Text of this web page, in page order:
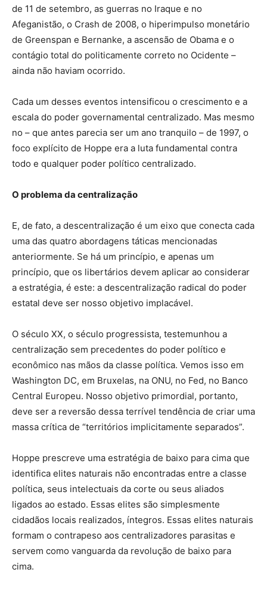
de 11 de setembro, as guerras no Iraque e no
Afeganistão, o Crash de 2008, o hiperimpulso monetário
de Greenspan e Bernanke, a ascensão de Obama e o
contágio total do politicamente correto no Ocidente –
ainda não haviam ocorrido.
Cada um desses eventos intensificou o crescimento e a
escala do poder governamental centralizado. Mas mesmo
no – que antes parecia ser um ano tranquilo – de 1997, o
foco explícito de Hoppe era a luta fundamental contra
todo e qualquer poder político centralizado.
O problema da centralização
E, de fato, a descentralização é um eixo que conecta cada
uma das quatro abordagens táticas mencionadas
anteriormente. Se há um princípio, e apenas um
princípio, que os libertários devem aplicar ao considerar
a estratégia, é este: a descentralização radical do poder
estatal deve ser nosso objetivo implacável.
O século XX, o século progressista, testemunhou a
centralização sem precedentes do poder político e
econômico nas mãos da classe política. Vemos isso em
Washington DC, em Bruxelas, na ONU, no Fed, no Banco
Central Europeu. Nosso objetivo primordial, portanto,
deve ser a reversão dessa terrível tendência de criar uma
massa crítica de “territórios implicitamente separados”.
Hoppe prescreve uma estratégia de baixo para cima que
identifica elites naturais não encontradas entre a classe
política, seus intelectuais da corte ou seus aliados
ligados ao estado. Essas elites são simplesmente
cidadãos locais realizados, íntegros. Essas elites naturais
formam o contrapeso aos centralizadores parasitas e
servem como vanguarda da revolução de baixo para
cima.